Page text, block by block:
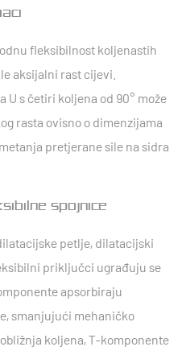
fleksibilnost koljenastih
aksijalni rast cijevi.
U s četiri koljena od 90° može
rasta ovisno o dimenzijama
pretjerane sile na sidra
spojnice
petlje, dilatacijski
priključci ugrađuju se
apsorbiraju
smanjujući mehaničko
koljena, T-komponente